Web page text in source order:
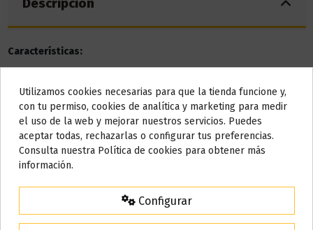
Descripción
Características:
Batería: 500mAh
Caladas aprox.: 600
Nicotina: 20mg
Mesh Coil
Sabor: mango, hielo
Detalles del producto
Do not show again.
AVISO IMPORTANTE
Nos tomamos unos días
15% de descuento
Utilizamos cookies necesarias para que la tienda funcione y,
con tu permiso, cookies de analítica y marketing para medir
el uso de la web y mejorar nuestros servicios. Puedes
aceptar todas, rechazarlas o configurar tus preferencias.
Consulta nuestra Política de cookies para obtener más
información.
Configurar